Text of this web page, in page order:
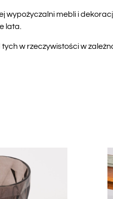
mebli i
lata.
w rzeczywistości w